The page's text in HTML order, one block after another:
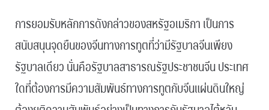
การยอมรับหลักการดังกล่าวของสหรัฐอเมริกา เป็นการ
สนับสนุนจุดยืนของจีนทางการทูตที่ว่ามีรัฐบาลจีนเพียง
รัฐบาลเดียว นั่นคือรัฐบาลสาธารณรัฐประชาชนจีน ประเทศ
ใดที่ต้องการมีความสัมพันธ์ทางการทูตกับจีนแผ่นดินใหญ่